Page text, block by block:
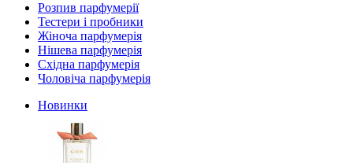
Розпив парфумерії
Тестери і пробники
Жіноча парфумерія
Нішева парфумерія
Східна парфумерія
Чоловіча парфумерія
Новинки